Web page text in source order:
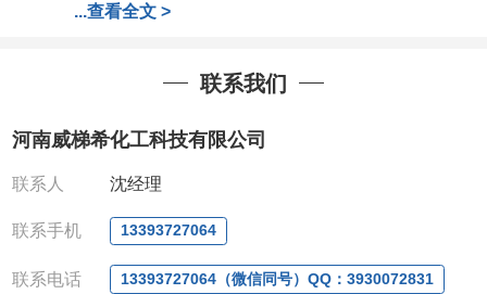
包装：1Mg ; 5Mg;10Mg ;100Mg;250Mg ;500Mg
作中有用到的试剂,欢迎前来询购
电话:0371-63377391/13393727064
:13393727064
联系人: 沈晓东(欢迎致电
...查看全文 >
联系我们
河南威梯希化工科技有限公司
联系人 沈经理
联系手机 13393727064
联系电话 13393727064（微信同号）QQ：3930072831